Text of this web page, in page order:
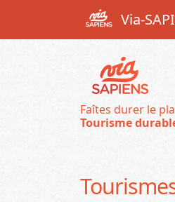
Via-
Faîtes durer le
Tourisme